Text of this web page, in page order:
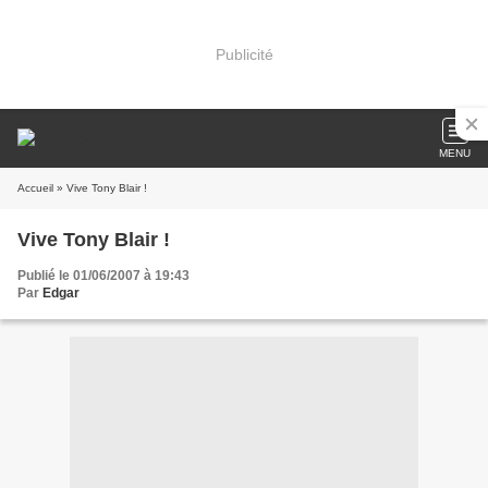
Publicité
MENU
Accueil » Vive Tony Blair !
Vive Tony Blair !
Publié le 01/06/2007 à 19:43
Par Edgar